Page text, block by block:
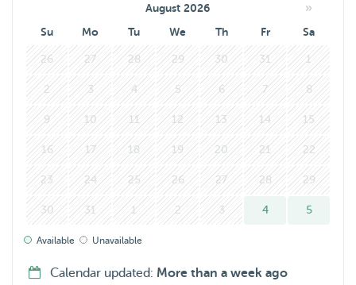
August 2026 »
Su Mo Tu We Th Fr Sa
26 27 28 29 30 31 1
2 3 4 5 6 7 8
9 10 11 12 13 14 15
16 17 18 19 20 21 22
23 24 25 26 27 28 29
30 31 1 2 3 4 5
Available Unavailable
Calendar updated: More than a week ago